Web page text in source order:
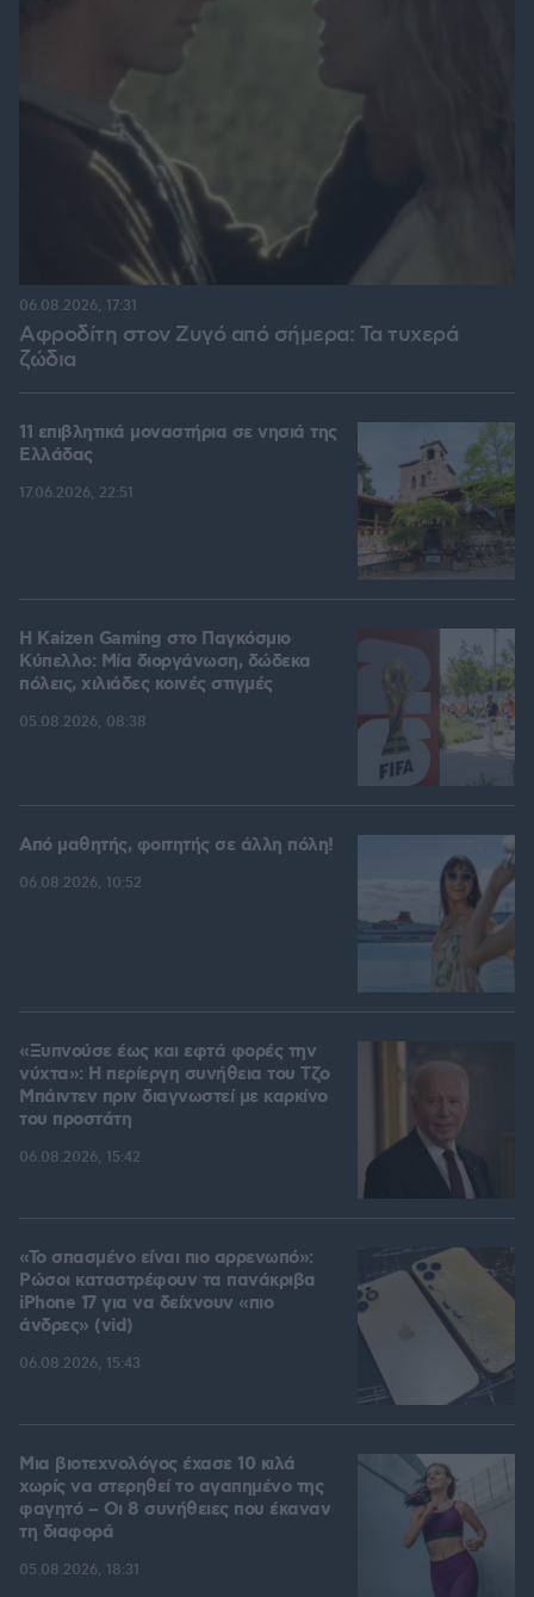
Αφροδίτη στον Ζυγό από σήμερα: Τα τυχερά
ζώδια
06.08.2026, 17:31
11 επιβλητικά μοναστήρια σε νησιά της
Ελλάδας
17.06.2026, 22:51
H Kaizen Gaming στο Παγκόσμιο
Kύπελλο: Μία διοργάνωση, δώδεκα
πόλεις, χιλιάδες κοινές στιγμές
05.08.2026, 08:38
Από μαθητής, φοιτητής σε άλλη πόλη!
06.08.2026, 10:52
«Ξυπνούσε έως και εφτά φορές την
νύχτα»: Η περίεργη συνήθεια του Τζο
Μπάιντεν πριν διαγνωστεί με καρκίνο
του προστάτη
06.08.2026, 15:42
«Το σπασμένο είναι πιο αρρενωπό»:
Ρώσοι καταστρέφουν τα πανάκριβα
iPhone 17 για να δείχνουν «πιο
άνδρες» (vid)
06.08.2026, 15:43
Μια βιοτεχνολόγος έχασε 10 κιλά
χωρίς να στερηθεί το αγαπημένο της
φαγητό – Οι 8 συνήθειες που έκαναν
τη διαφορά
05.08.2026, 18:31